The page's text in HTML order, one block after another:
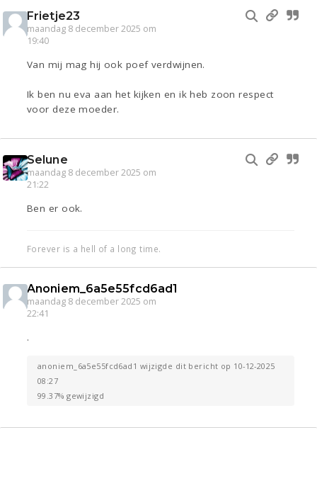
Frietje23
maandag 8 december 2025 om
19:40
Van mij mag hij ook poef verdwijnen.
Ik ben nu eva aan het kijken en ik heb zoon respect
voor deze moeder.
Selune
maandag 8 december 2025 om
21:22
Ben er ook.
Forever is a hell of a long time.
Anoniem_6a5e55fcd6ad1
maandag 8 december 2025 om
22:41
.
anoniem_6a5e55fcd6ad1 wijzigde dit bericht op 10-12-2025
08:27
99.37% gewijzigd